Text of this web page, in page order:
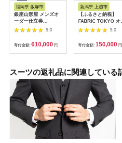
福岡県 飯塚市
銀座山形屋 メンズオ
ーダー仕立券
（180,000円分）
【O1-001】オーダー
スーツ オーダー スー
ツ 専門店 銀座山形屋
お仕立券 サルトリア
ャケット パンツ ベス
ト コート フォーマル
タキシード メンズ ロ
イヤルカスタムオーダ
ー ハイグレード 贈答
ギフト 福岡 飯塚
5.0
寄付金額: 610,000 円
新潟県 上越市
【ふるさと納税】
FABRIC TOKYO オ
ダースーツ セットア
ップ お仕立て券 ファ
ブリック東京 ファブ
リックトーキョー オ
ーダーメイド ギフ
確認後、10日以内に
発送いたします。(
日/祝祭日/年末年始な
ど除く)
5.0
寄付金額: 150,000 円
スーツの返礼品に関連している